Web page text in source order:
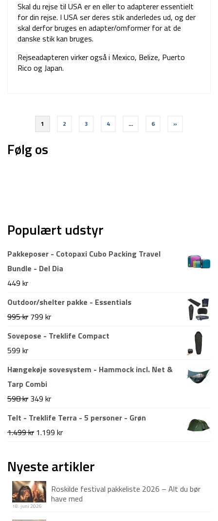
Skal du rejse til USA er en eller to adapterer essentielt
for din rejse. I USA ser deres stik anderledes ud, og der
skal derfor bruges en adapter/omformer for at de
danske stik kan bruges.
Rejseadapteren virker også i Mexico, Belize, Puerto
Rico og Japan.
Indlægsinddeling
1 2 3 4 … 6 »
Følg os
Populært udstyr
Pakkeposer - Cotopaxi Cubo Packing Travel
Bundle - Del Dia
449 kr
Outdoor/shelter pakke - Essentials
995kr Den
oprindelige
995 kr.
799 krDen
aktuelle
799 kr.
Sovepose - Treklife Compact
599 kr
Hængekøje sovesystem - Hammock incl. Net &
Tarp Combi
598kr Den
oprindelige
pris
349 krDen
aktuelle
pris
Telt - Treklife Terra - 5 personer - Grøn
1.499kr Den
pris
1.499 kr.
1.199 krDen
pris
1.199 kr.
Nyeste artikler
Roskilde festival pakkeliste 2026 – Alt du bør
have med
18. juni 2026